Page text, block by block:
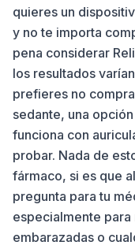
quieres un
y no te importa
pena considerar
los resultados
prefieres no
sedante, una
funciona con
probar. Nada de
fármaco, si es que
pregunta para tu
especialmente
embarazadas o